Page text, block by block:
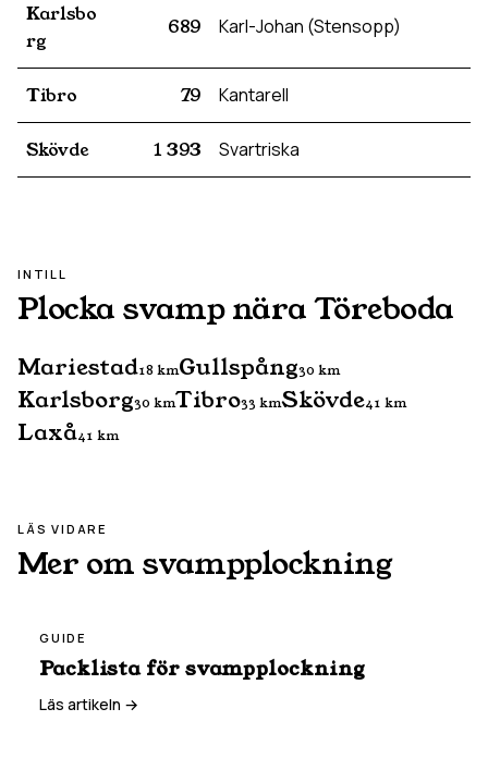
Karlsbo
rg
689 Karl-Johan (Stensopp)
Tibro 79 Kantarell
Skövde 1 393 Svartriska
INTILL
Plocka svamp näraTöreboda
Mariestad18 kmGullspång30 km
Karlsborg30 kmTibro33 kmSkövde41 km
Laxå41 km
LÄS VIDARE
Mer om svampplockning
GUIDE
Packlista för svampplockning
Läs artikeln →